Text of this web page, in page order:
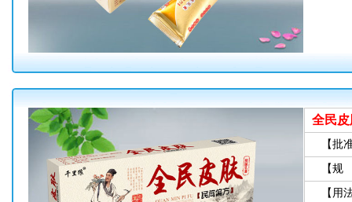
全民
【批
【
【用